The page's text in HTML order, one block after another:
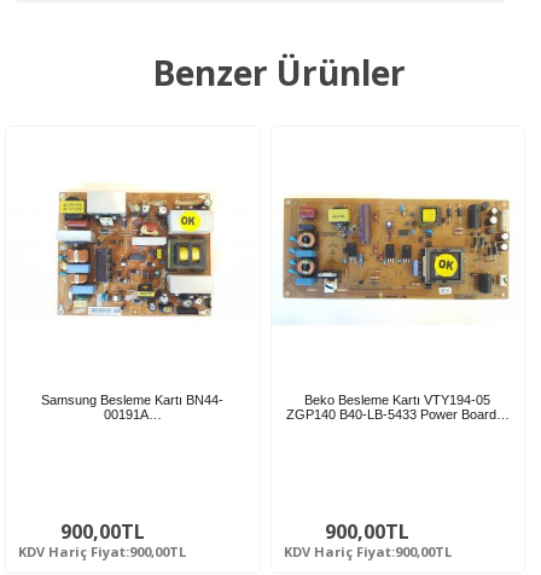
Benzer Ürünler
Samsung Besleme Kartı BN44-
00191A…
900,00TL
KDV Hariç Fiyat:900,00TL
Beko Besleme Kartı VTY194-05
ZGP140 B40-LB-5433 Power Board…
900,00TL
KDV Hariç Fiyat:900,00TL